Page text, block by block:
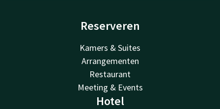
Reserveren
Kamers & Suites
Arrangementen
Restaurant
Meeting & Events
Hotel